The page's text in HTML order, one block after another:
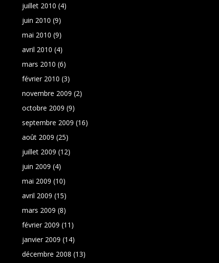
juillet 2010 (4)
juin 2010 (9)
mai 2010 (9)
avril 2010 (4)
mars 2010 (6)
février 2010 (3)
novembre 2009 (2)
octobre 2009 (9)
septembre 2009 (16)
août 2009 (25)
juillet 2009 (12)
juin 2009 (4)
mai 2009 (10)
avril 2009 (15)
mars 2009 (8)
février 2009 (11)
janvier 2009 (14)
décembre 2008 (13)